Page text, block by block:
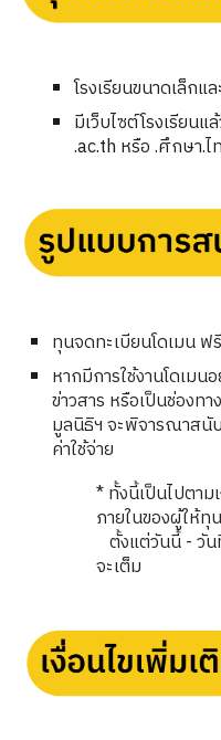
โรงเรียนขนาดเล็กแ
มีเว็บไซต์โรงเรียน
.ac.th หรือ .ศึกษา.ไ
ทุนจดทะเบียนโดเมน
หากมีการใช้งานโดเมน
ข่าวสาร หรือเป็นช่องท
มูลนิธิฯ จะพิจารณาสนั
ค่าใช้จ่าย
* ทั้งนี้เป็นไปตาม
ภายในของผู้ให้
ตั้งแต่วันนี้ - วั
จะเต็ม